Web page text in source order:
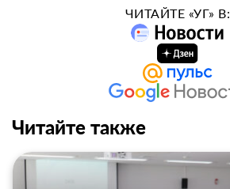
ЧИТАЙТЕ «УГ» В:
Читайте также